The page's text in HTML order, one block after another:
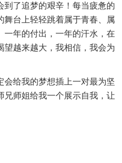
到了追梦的艰辛！每当疲惫的
舞台上轻轻跳着属于青春、属
一年的付出，一年的汗水，在
望越来越大，我相信，我会为
会给我的梦想插上一对最为坚
师姐给我一个展示自我，让